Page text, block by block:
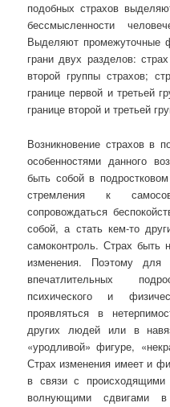
подобных страхов
бессмысленности
Выделяют промежуточные
грани двух разделов:
второй группы страхов;
границе первой и третьей
границе второй и третьей
Возникновение страхов в
особенностями данного
быть собой в
стремления к
сопровождаться
собой, а стать кем-то
самоконтроль. Страх быть
изменения. Поэтому для
впечатлительных
психического и
проявляться в
других людей или в
«уродливой» фигуре,
Страх изменения имеет и
в связи с происходящими
волнующими сдвигами